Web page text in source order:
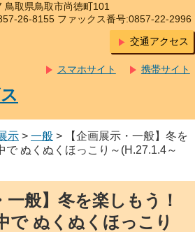
鳥取県鳥取市尚徳町101
26-8155 ファックス番号:0857-22-2996
交通アクセス
携帯サイト
スマホサイト
示 > 一般 > 【企画展示・一般】冬を
で ぬくぬくほっこり～(H.27.1.4～
一般】冬を楽しもう！
で ぬくぬくほっこり